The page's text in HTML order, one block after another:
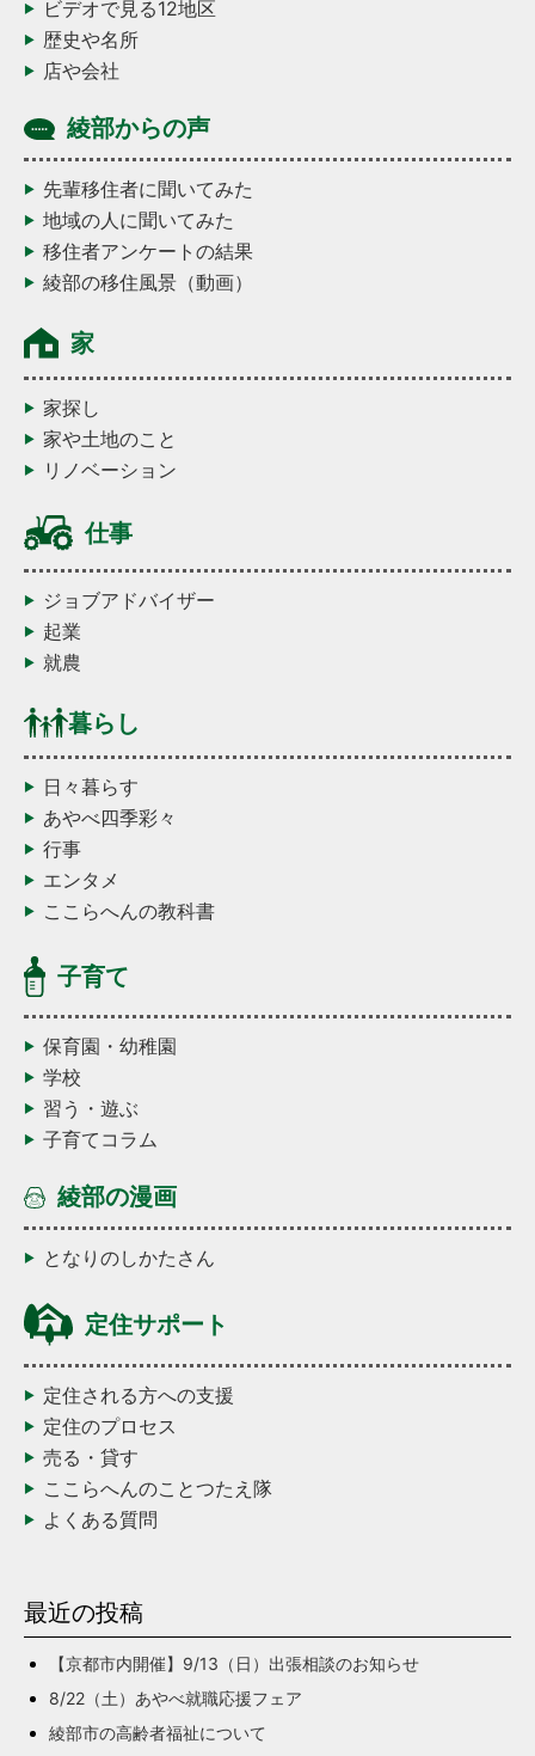
ビデオで見る12地区
歴史や名所
店や会社
綾部からの声
先輩移住者に聞いてみた
地域の人に聞いてみた
移住者アンケートの結果
綾部の移住風景（動画）
家
家探し
家や土地のこと
リノベーション
仕事
ジョブアドバイザー
起業
就農
暮らし
日々暮らす
あやべ四季彩々
行事
エンタメ
ここらへんの教科書
子育て
保育園・幼稚園
学校
習う・遊ぶ
子育てコラム
綾部の漫画
となりのしかたさん
定住サポート
定住される方への支援
定住のプロセス
売る・貸す
ここらへんのことつたえ隊
よくある質問
最近の投稿
【京都市内開催】9/13（日）出張相談のお知らせ
8/22（土）あやべ就職応援フェア
綾部市の高齢者福祉について